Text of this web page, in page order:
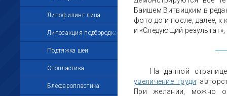
Липофилинг лица
Липосакция подбородка
Подтяжка шеи
Отопластика
Блефаропластика
Баишем Витвицким в
фото до и после, далее, к
и «Следующий
На данной
увеличение груди
При желании, можно